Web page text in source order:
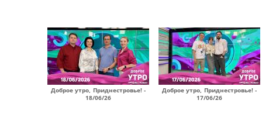
Доброе утро, Приднестровье! -
18/06/26
Доброе утро, Приднестровье! -
17/06/26